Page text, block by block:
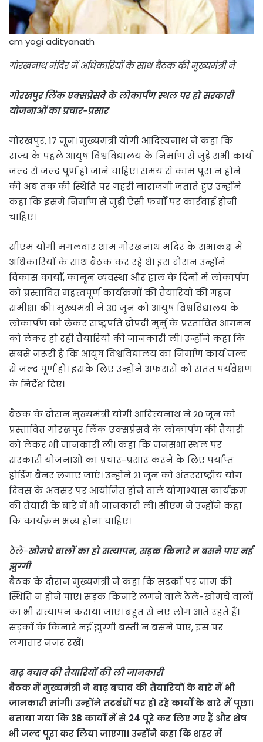
cm yogi adityanath
गोरखनाथ मंदिर में अधिकारियों के साथ बैठक की मुख्यमंत्री ने
गोरखपुर लिंक एक्सप्रेसवे के लोकार्पण स्थल पर हो सरकारी
योजनाओं का प्रचार-प्रसार
गोरखपुर, 17 जून। मुख्यमंत्री योगी आदित्यनाथ ने कहा कि
राज्य के पहले आयुष विश्वविद्यालय के निर्माण से जुड़े सभी कार्य
जल्द से जल्द पूर्ण हो जाने चाहिए। समय से काम पूरा न होने
की अब तक की स्थिति पर गहरी नाराजगी जताते हुए उन्होंने
कहा कि इसमें निर्माण से जुड़ी ऐसी फर्मों पर कार्रवाई होनी
चाहिए।
सीएम योगी मंगलवार शाम गोरखनाथ मंदिर के सभाकक्ष में
अधिकारियों के साथ बैठक कर रहे थे। इस दौरान उन्होंने
विकास कार्यों, कानून व्यवस्था और हाल के दिनों में लोकार्पण
को प्रस्तावित महत्वपूर्ण कार्यक्रमों की तैयारियों की गहन
समीक्षा की। मुख्यमंत्री ने 30 जून को आयुष विश्वविद्यालय के
लोकार्पण को लेकर राष्ट्रपति द्रौपदी मुर्मु के प्रस्तावित आगमन
को लेकर हो रही तैयारियों की जानकारी ली। उन्होंने कहा कि
सबसे जरूरी है कि आयुष विश्वविद्यालय का निर्माण कार्य जल्द
से जल्द पूर्ण हो। इसके लिए उन्होंने अफसरों को सतत पर्यवेक्षण
के निर्देश दिए।
बैठक के दौरान मुख्यमंत्री योगी आदित्यनाथ ने 20 जून को
प्रस्तावित गोरखपुर लिंक एक्सप्रेसवे के लोकार्पण की तैयारी
को लेकर भी जानकारी ली। कहा कि जनसभा स्थल पर
सरकारी योजनाओं का प्रचार-प्रसार करने के लिए पर्याप्त
होर्डिंग बैनर लगाए जाएं। उन्होंने 21 जून को अंतरराष्ट्रीय योग
दिवस के अवसर पर आयोजित होने वाले योगाभ्यास कार्यक्रम
की तैयारी के बारे में भी जानकारी ली। सीएम ने उन्होंने कहा
कि कार्यक्रम भव्य होना चाहिए।
ठेले-खोमचे वालों का हो सत्यापन, सड़क किनारे न बसने पाए नई
झुग्गी
बैठक के दौरान मुख्यमंत्री ने कहा कि सड़कों पर जाम की
स्थिति न होने पाए। सड़क किनारे लगने वाले ठेले-खोमचे वालों
का भी सत्यापन कराया जाए। बहुत से नए लोग आते रहते हैं।
सड़कों के किनारे नई झुग्गी बस्ती न बसने पाए, इस पर
लगातार नजर रखें।
बाढ़ बचाव की तैयारियों की ली जानकारी
बैठक में मुख्यमंत्री ने बाढ़ बचाव की तैयारियों के बारे में भी
जानकारी मांगी। उन्होंने तटबंधों पर हो रहे कार्यों के बारे में पूछा।
बताया गया कि 38 कार्यों में से 24 पूरे कर लिए गए हैं और शेष
भी जल्द पूरा कर लिया जाएगा। उन्होंने कहा कि शहर में